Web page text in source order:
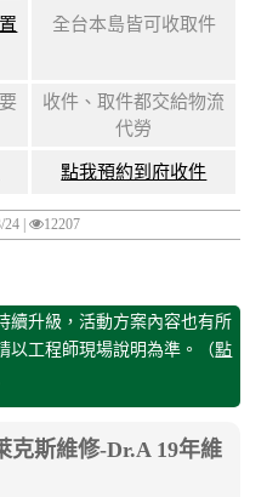
全台本島皆可收取件
收件、取件都交給物流
代勞
點我預約到府收件
24 | 12207
續升級，活動方案內容也有所
以工程師現場說明為準。（點
克斯維修-Dr.A 19年維